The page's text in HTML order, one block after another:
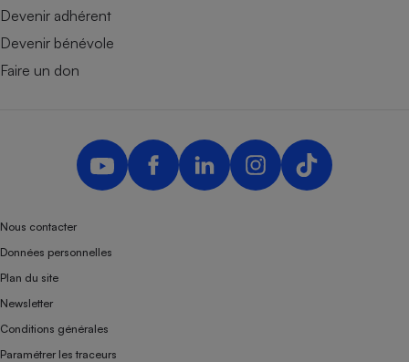
Devenir adhérent
Devenir bénévole
Faire un don
Nous contacter
Données personnelles
Plan du site
Newsletter
Conditions générales
Paramétrer les traceurs